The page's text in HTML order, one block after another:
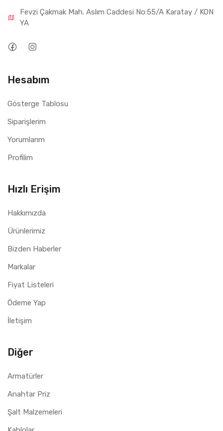
Fevzi Çakmak Mah. Aslım Caddesi No:55/A Karatay / KON
YA
Hesabım
Gösterge Tablosu
Siparişlerim
Yorumlarım
Profilim
Hızlı Erişim
Hakkımızda
Ürünlerimiz
Bizden Haberler
Markalar
Fiyat Listeleri
Ödeme Yap
İletişim
Diğer
Armatürler
Anahtar Priz
Şalt Malzemeleri